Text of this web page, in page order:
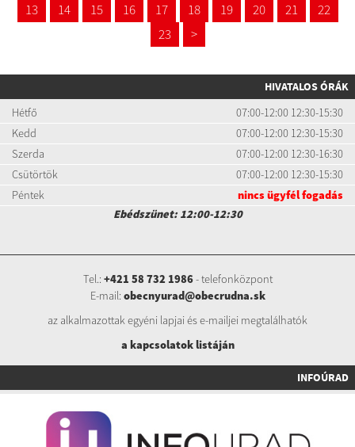
13
14 15 16 17 18 19 20 21
22
23
>
HIVATALOS ÓRÁK
Hétfő
07:00-12:00 12:30-15:30
Kedd
07:00-12:00 12:30-15:30
Szerda
07:00-12:00 12:30-16:30
Csütörtök
07:00-12:00 12:30-15:30
Péntek
nincs ügyfél fogadás
Ebédszünet: 12:00-12:30
Tel.: +421 58 732 1986- telefonközpont
E-mail: obecnyurad@obecrudna.sk
az alkalmazottak egyéni lapjai és e-mailjei megtalálhatók
a kapcsolatok listáján
INFOÚRAD